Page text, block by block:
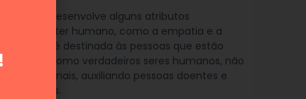
técnico desenvolve alguns atributos
no caráter humano, como a empatia e a
profissão é destinada às pessoas que estão
como verdadeiros seres humanos, não
profissionais, auxiliando pessoas doentes e
vidas.